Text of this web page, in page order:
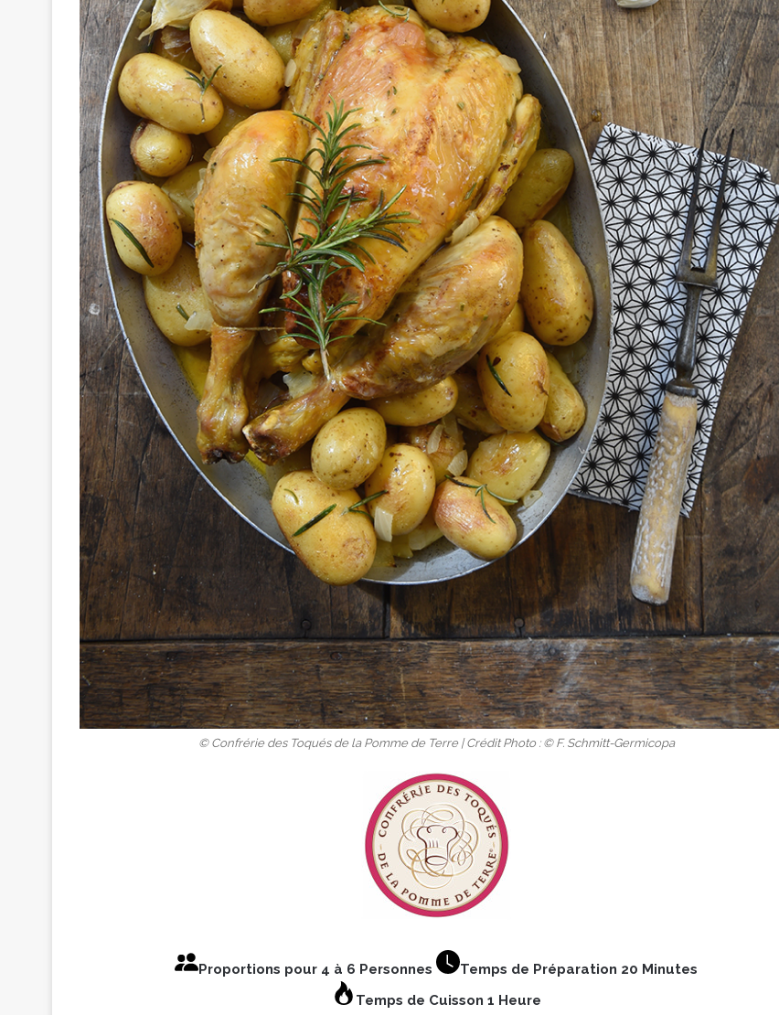
© Confrérie des Toqués de la Pomme de Terre | Crédit Photo : © F. Schmitt-Germicopa
Proportions pour 4 à 6 Personnes
Temps de Préparation 20 Minutes
Temps de Cuisson 1 Heure